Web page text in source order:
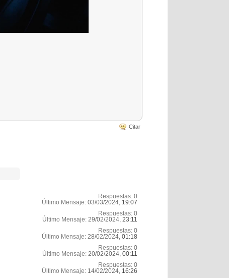
Citar
Respuestas: 0
Último Mensaje: 03/03/2024, 19:07
Respuestas: 0
Último Mensaje: 29/02/2024, 23:11
Respuestas: 0
Último Mensaje: 28/02/2024, 01:18
Respuestas: 0
Último Mensaje: 20/02/2024, 00:11
Respuestas: 0
Último Mensaje: 14/02/2024, 16:26